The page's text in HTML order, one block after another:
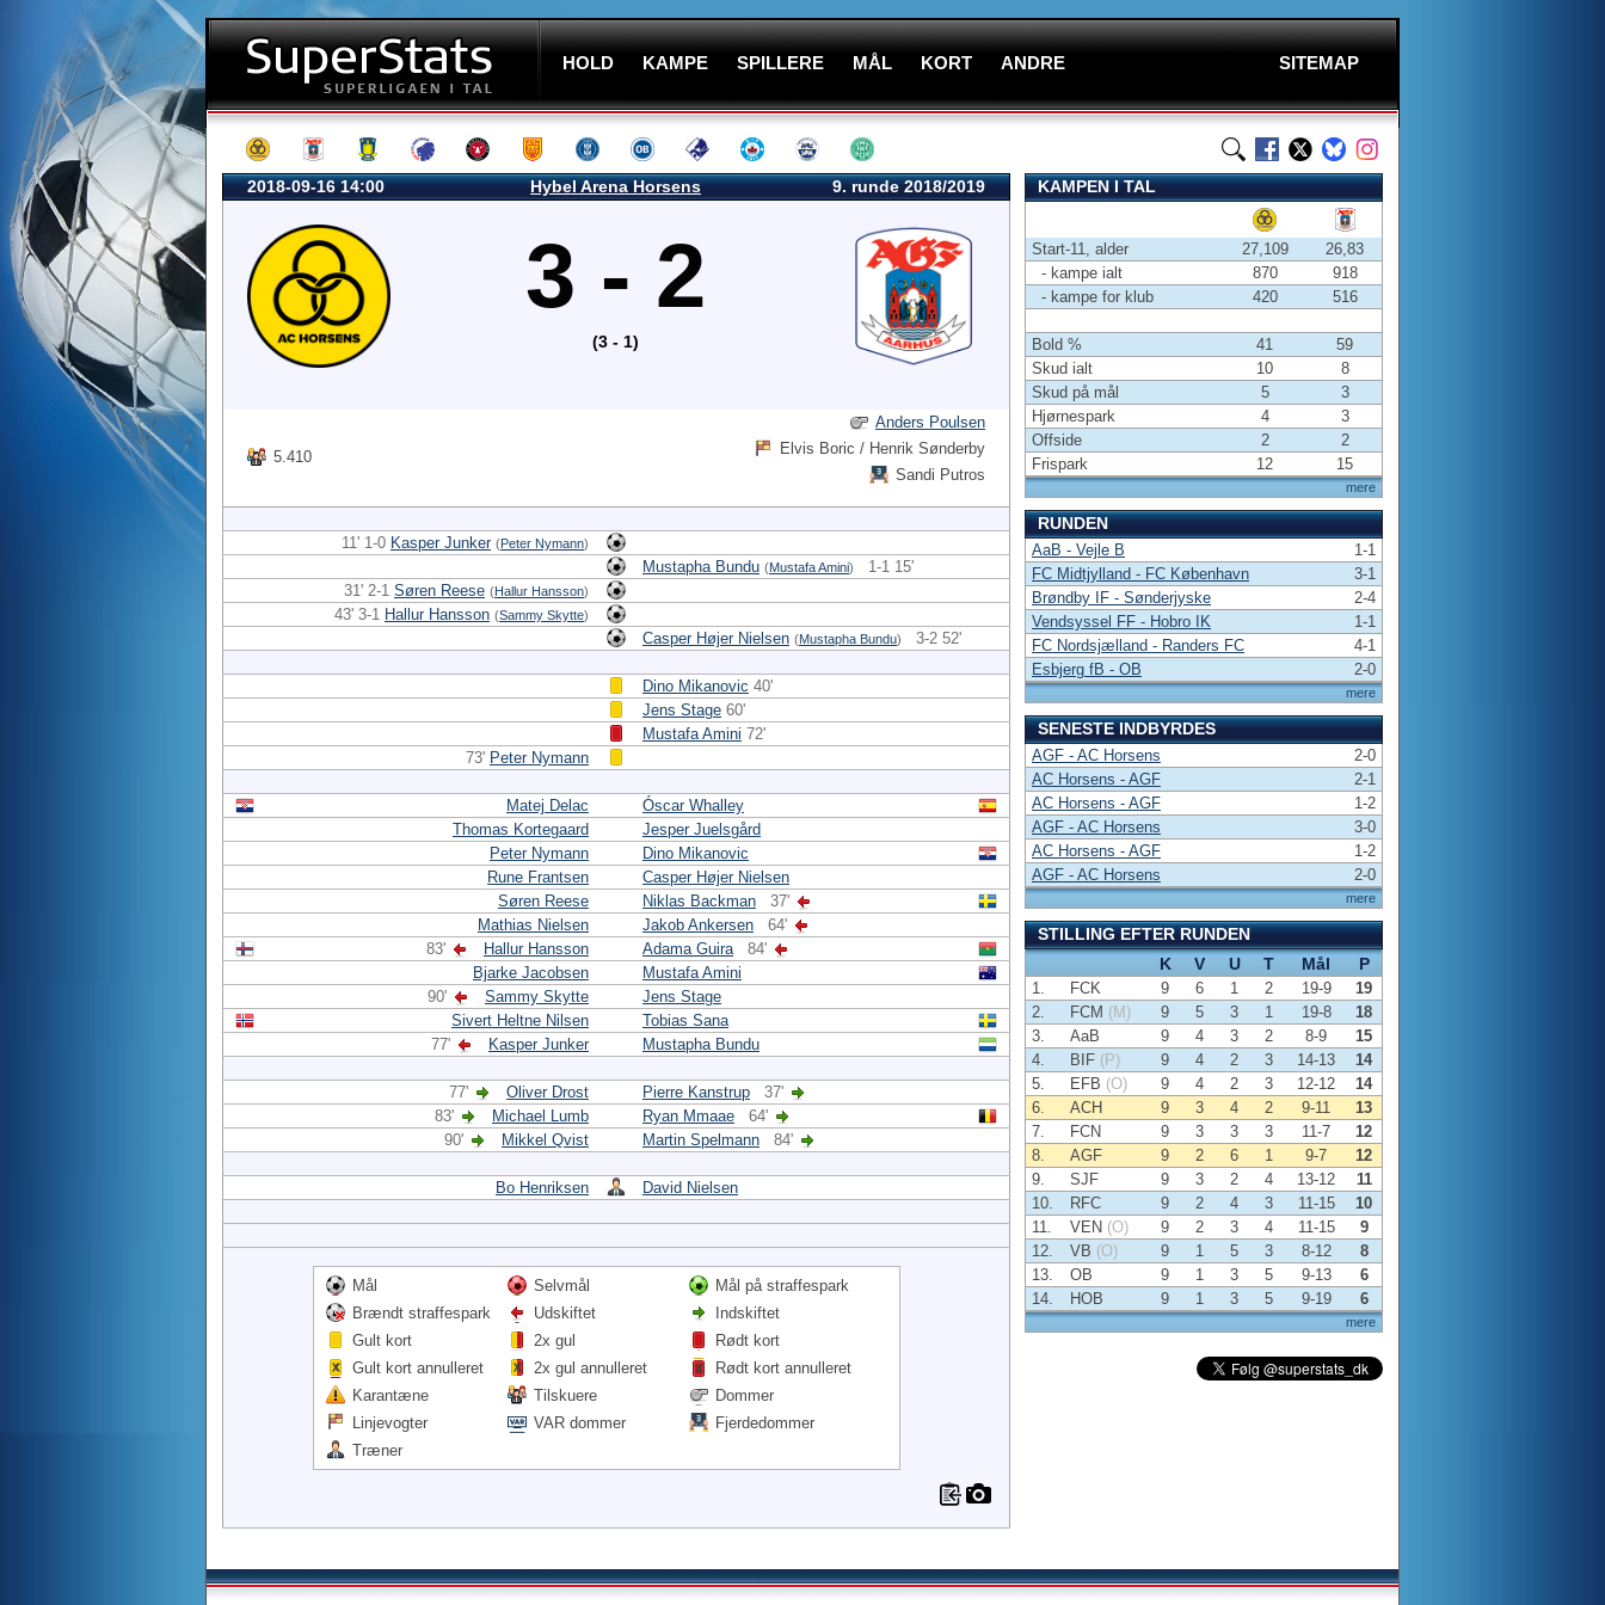
HOLD KAMPE SPILLERE MÅL KORT ANDRE SITEMAP
2018-09-16 14:00 Hybel Arena Horsens 9. runde 2018/2019
3 - 2
(3 - 1)
5.410
Anders Poulsen
Elvis Boric / Henrik Sønderby
Sandi Putros
11' 1-0 Kasper Junker (Peter Nymann)
Mustapha Bundu (Mustafa Amini)
1-1 15'
31' 2-1 Søren Reese (Hallur Hansson)
43' 3-1 Hallur Hansson (Sammy Skytte)
Casper Højer Nielsen (Mustapha Bundu) 3-2 52'
Dino Mikanovic 40'
Jens Stage 60'
Mustafa Amini 72'
73' Peter Nymann
Matej Delac
Óscar Whalley
Thomas Kortegaard
Jesper Juelsgård
Peter Nymann
Dino Mikanovic
Rune Frantsen
Casper Højer Nielsen
Søren Reese
Niklas Backman
37'
Mathias Nielsen
Jakob Ankersen
64'
83'
Hallur Hansson Adama Guira
84'
Bjarke Jacobsen
Mustafa Amini
90'
Sammy Skytte
Jens Stage
Sivert Heltne Nilsen
Tobias Sana
77'
Kasper Junker Mustapha Bundu
77' Oliver Drost Pierre Kanstrup
37'
83'
Michael Lumb Ryan Mmaae
64'
90'
Mikkel Qvist Martin Spelmann 84'
Bo Henriksen David Nielsen
Mål Selvmål
Mål på straffespark
Brændt straffespark
Udskiftet
Indskiftet
Gult kort
2x gul
Rødt kort
Gult kort annulleret
2x gul annulleret
Rødt kort annulleret
Karantæne
Tilskuere
Dommer
Linjevogter
VAR dommer
Fjerdedommer
Træner
KAMPEN I TAL
mere
Start-11, alder 27,109
26,83
- kampe ialt
870
918
- kampe for klub
420 516
Bold % 41
59
Skud ialt
10
8
Skud på mål
5
3
Hjørnespark
4
3
Offside
2
2
Frispark
12 15
RUNDEN
mere
AaB - Vejle B
1-1
FC Midtjylland - FC København
3-1
Brøndby IF - Sønderjyske
2-4
Vendsyssel FF - Hobro IK
1-1
FC Nordsjælland - Randers FC
4-1
Esbjerg fB - OB
2-0
SENESTE INDBYRDES
mere
AGF - AC Horsens
2-0
AC Horsens - AGF
2-1
AC Horsens - AGF
1-2
AGF - AC Horsens
3-0
AC Horsens - AGF
1-2
AGF - AC Horsens
2-0
STILLING EFTER RUNDEN
K
V U T Mål P
mere
1. FCK 9 6 1 2 19-9
19
2.
FCM (M) 9 5 3 1 19-8
18
3.
AaB 9 4 3 2 8-9
15
4.
BIF (P) 9 4 2 3 14-13
14
5.
EFB (O) 9 4 2 3 12-12
14
6.
ACH 9 3 4 2 9-11
13
7.
FCN 9 3 3 3 11-7
12
8.
AGF 9 2 6 1 9-7
12
9.
SJF 9 3 2 4 13-12
11
10.
RFC 9 2 4 3 11-15
10
11.
VEN (O) 9 2 3 4 11-15
9
12.
VB (O) 9 1 5 3 8-12
8
13.
OB 9 1 3 5 9-13
6
14.
HOB 9 1 3 5 9-19 6